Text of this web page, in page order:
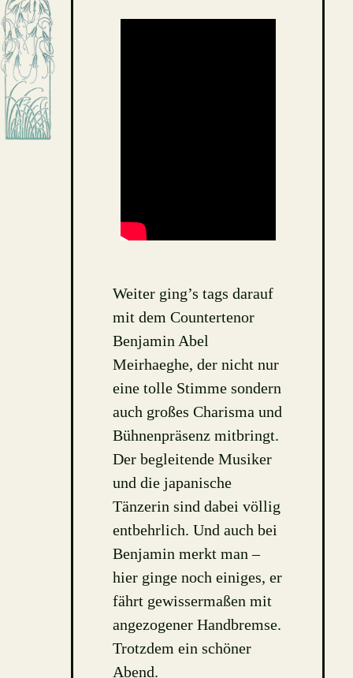
Weiter ging’s tags darauf
mit dem Countertenor
Benjamin Abel
Meirhaeghe, der nicht nur
eine tolle Stimme sondern
auch großes Charisma und
Bühnenpräsenz mitbringt.
Der begleitende Musiker
und die japanische
Tänzerin sind dabei völlig
entbehrlich. Und auch bei
Benjamin merkt man –
hier ginge noch einiges, er
fährt gewissermaßen mit
angezogener Handbremse.
Trotzdem ein schöner
Abend.